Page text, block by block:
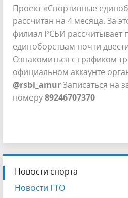
Проект «Спортивные
рассчитан на 4 месяца. За
филиал РСБИ рассчитывает
единоборствам почти
Ознакомиться с графиком
официальном аккаунте
@rsbi_amurЗаписаться на
номеру89246707370
Новости спорта
Новости ГТО